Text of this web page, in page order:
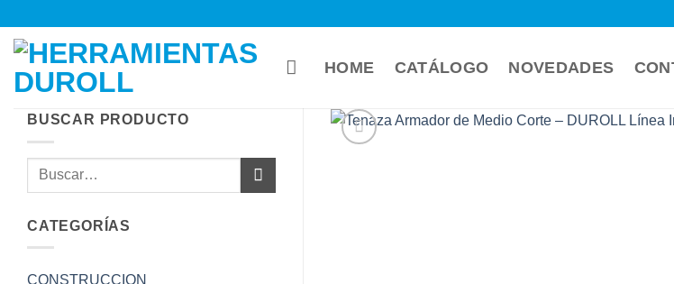
contenido
HOME CATÁLOGO NOVEDADES
BUSCAR PRODUCTO
Buscar
CATEGORÍAS
CONSTRUCCION